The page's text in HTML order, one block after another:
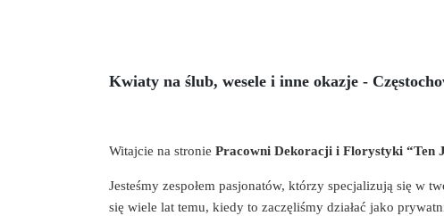
Kwiaty na ślub, wesele i inne okazje -
Witajcie na stronie Pracowni Dekoracji i Florystyki “Ten
Jesteśmy zespołem pasjonatów, którzy specjalizują się w
się wiele lat temu, kiedy to zaczęliśmy działać jako